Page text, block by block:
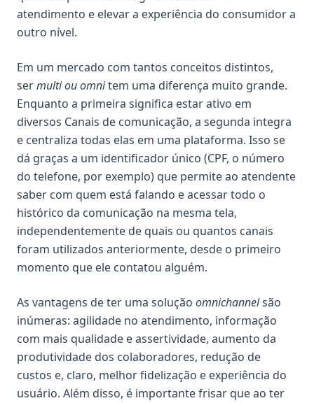
atendimento e elevar a experiência do consumidor a
outro nível.
Em um mercado com tantos conceitos distintos,
sermulti ou omnitem uma diferença muito grande.
Enquanto a primeira significa estar ativo em
diversos Canais de comunicação, a segunda integra
e centraliza todas elas em uma plataforma. Isso se
dá graças a um identificador único (CPF, o número
do telefone, por exemplo) que permite ao atendente
saber com quem está falando e acessar todo o
histórico da comunicação na mesma tela,
independentemente de quais ou quantos canais
foram utilizados anteriormente, desde o primeiro
momento que ele contatou alguém.
As vantagens de ter uma solução omnichannelsão
inúmeras: agilidade no atendimento, informação
com mais qualidade e assertividade, aumento da
produtividade dos colaboradores, redução de
custos e, claro, melhor fidelização e experiência do
usuário. Além disso, é importante frisar que ao ter